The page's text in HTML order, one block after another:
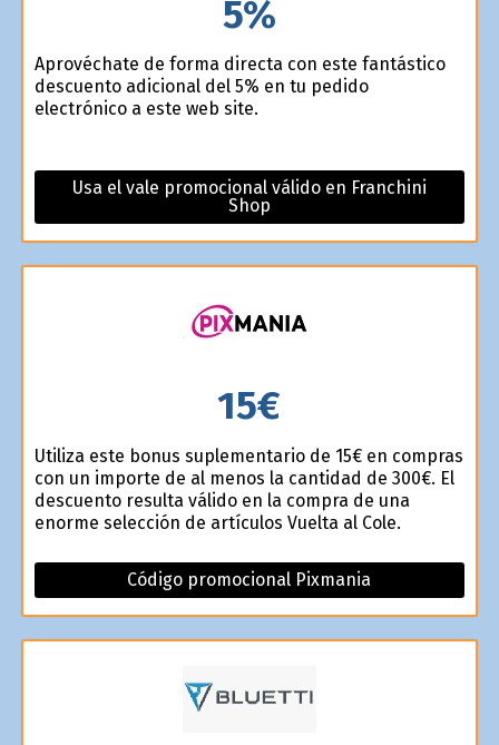
5%
Aprovéchate de forma directa con este fantástico
descuento adicional del 5% en tu pedido
electrónico a este web site.
Usa el vale promocional válido en Franchini
Shop
15€
Utiliza este bonus suplementario de 15€ en compras
con un importe de al menos la cantidad de 300€. El
descuento resulta válido en la compra de una
enorme selección de artículos Vuelta al Cole.
Código promocional Pixmania